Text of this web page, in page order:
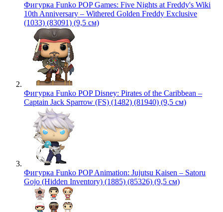
Фигурка Funko POP Games: Five Nights at Freddy's Wiki
10th Anniversary – Withered Golden Freddy Exclusive
(1033) (83091) (9,5 см)
Фигурка Funko POP Disney: Pirates of the Caribbean –
Captain Jack Sparrow (FS) (1482) (81940) (9,5 см)
Фигурка Funko POP Animation: Jujutsu Kaisen – Satoru
Gojo (Hidden Inventory) (1885) (85326) (9,5 см)